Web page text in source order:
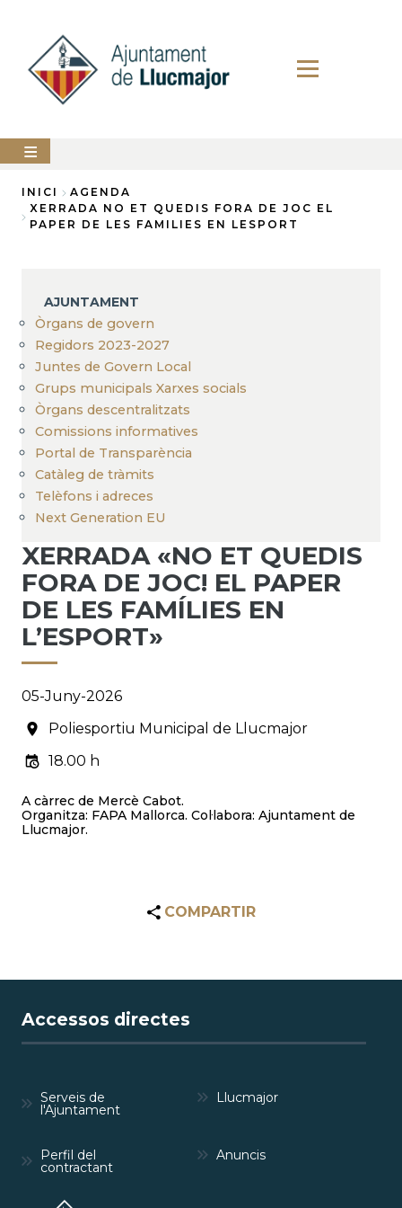
contingut
AJUNTAMENT
LLUCMAJOR
PERFIL
DEL
CONTRACTANT
Fil
INICI
AGENDA
XERRADA NO ET QUEDIS FORA DE JOC EL
PAPER DE LES FAMILIES EN LESPORT
AJUNTAMENT
Òrgans de govern
Regidors 2023-2027
Juntes de Govern Local
Grups municipals Xarxes socials
Òrgans descentralitzats
Comissions informatives
Portal de Transparència
Catàleg de tràmits
Telèfons i adreces
Next Generation EU
XERRADA «NO ET QUEDIS
FORA DE JOC! EL PAPER
DE LES FAMÍLIES EN
L’ESPORT»
05-Juny-2026
Poliesportiu Municipal de Llucmajor
18.00 h
A càrrec de Mercè Cabot.
Organitza: FAPA Mallorca. Col·labora: Ajuntament de
Llucmajor.
COMPARTIR
Accessos directes
Serveis de
l'Ajuntament
Llucmajor
Perfil del
contractant
Anuncis